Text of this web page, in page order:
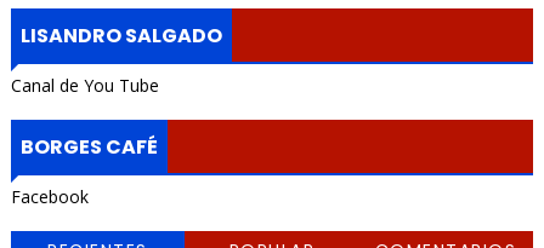
LISANDRO SALGADO
Canal de You Tube
BORGES CAFÉ
Facebook